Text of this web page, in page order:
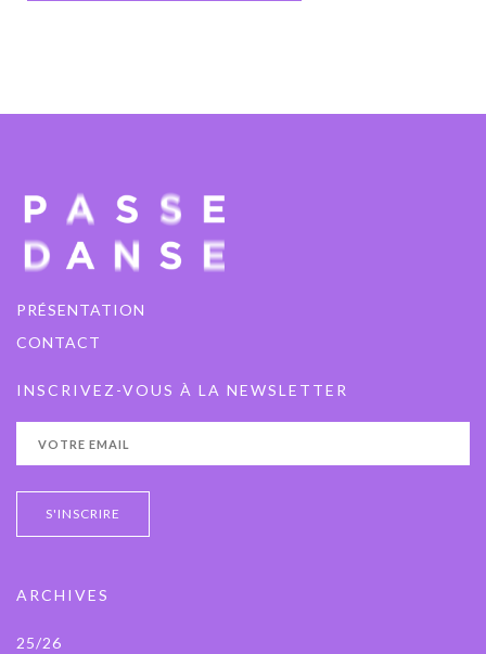
PRÉSENTATION
CONTACT
INSCRIVEZ-VOUS À LA NEWSLETTER
ARCHIVES
25/26